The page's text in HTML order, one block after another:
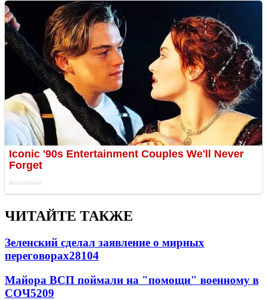
ЧИТАЙТЕ ТАКЖЕ
Зеленский сделал заявление о мирных
переговорах28104
Майора ВСП поймали на "помощи" военному в
СОЧ5209